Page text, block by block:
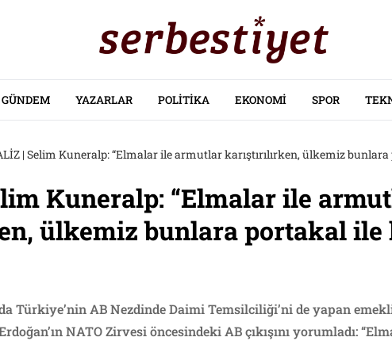
GÜNDEM YAZARLAR POLITIKA EKONOMI SPOR
| Selim Kuneralp: “Elmalar ile armutlar karıştırılırken, ülkemiz
Kuneralp: “Elmalar ile
ülkemiz bunlara portakal ile
Türkiye’nin AB Nezdinde Daimi Temsilciliği’ni de yapan
NATO Zirvesi öncesindeki AB çıkışını yorumladı: